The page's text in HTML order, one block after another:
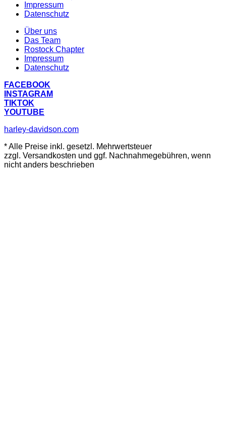
Impressum
Datenschutz
Über uns
Das Team
Rostock Chapter
Impressum
Datenschutz
FACEBOOK
INSTAGRAM
TIKTOK
YOUTUBE
harley-davidson.com
* Alle Preise inkl. gesetzl. Mehrwertsteuer
zzgl. Versandkosten und ggf. Nachnahmegebühren, wenn
nicht anders beschrieben